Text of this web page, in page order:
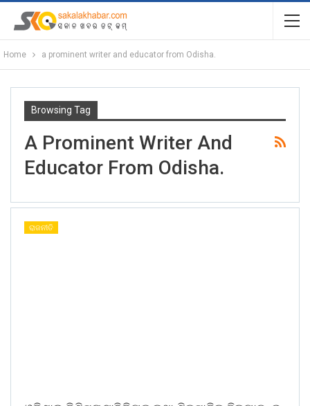
Home a prominent writer and educator from Odisha.
Browsing Tag
A Prominent Writer And
Educator From Odisha.
ରାଜନୀତି